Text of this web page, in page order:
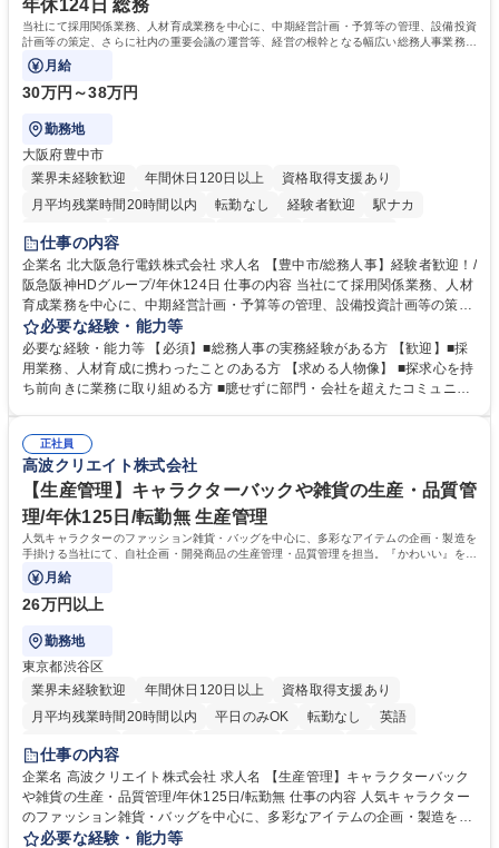
年休124日 総務
当社にて採用関係業務、人材育成業務を中心に、中期経営計画・予算等の管理、設備投資
計画等の策定、さらに社内の重要会議の運営等、経営の根幹となる幅広い総務人事業務全
般を担当していただきます。
月給
30万円～38万円
勤務地
大阪府豊中市
業界未経験歓迎
年間休日120日以上
資格取得支援あり
月平均残業時間20時間以内
転勤なし 経験者歓迎
駅ナカ
退職金あり
土日祝休み
服装自由 昼食補助あり 食事補助あり
仕事の内容
企業名 北大阪急行電鉄株式会社 求人名 【豊中市/総務人事】経験者歓迎！/
阪急阪神HDグループ/年休124日 仕事の内容 当社にて採用関係業務、人材
育成業務を中心に、中期経営計画・予算等の管理、設備投資計画等の策
定、さらに社内の重要会議の運営等、経営の根幹となる幅広い総務人事業
務全般を担当していただきます。 【主な業務内容】 ■採用関係業務および
人材育成(社員研修)業務の推進 ■中期経営計画および予算等の管理 ■設備
投資計画等の策定 ■社内の重要会議の運営 ■その他総務人事業務全般 【入
務人事】経験者歓迎！/阪急阪神HDグループ/年休124日
必要な経験・能力等
必要な経験・能力等 【必須】■総務人事の実務経験がある方 【歓迎】■採
用業務、人材育成に携わったことのある方 【求める人物像】 ■探求心を持
ち前向きに業務に取り組める方 ■臆せずに部門・会社を超えたコミュニケ
囲のメンバーと協調しつつ主体性を持って能動的に業務を推進できる方 学
歴・資格 学歴：大学院 大学 高専 短大 専修学校 高校 語学力： 資格：
正社員
高波クリエイト株式会社
【生産管理】キャラクターバックや雑貨の生産・品質管
理/年休125日/転勤無 生産管理
人気キャラクターのファッション雑貨・バッグを中心に、多彩なアイテムの企画・製造を
手掛ける当社にて、自社企画・開発商品の生産管理・品質管理を担当。『かわいい』を届
けるやりがいのあるポジションです。
月給
26万円以上
勤務地
東京都渋谷区
業界未経験歓迎
年間休日120日以上
資格取得支援あり
月平均残業時間20時間以内
平日のみOK 転勤なし
英語
住宅手当あり
完全週休2日制
交通費支給 駅近5分以内 中国語 土日祝休み
仕事の内容
企業名 高波クリエイト株式会社 求人名 【生産管理】キャラクターバック
や雑貨の生産・品質管理/年休125日/転勤無 仕事の内容 人気キャラクター
のファッション雑貨・バッグを中心に、多彩なアイテムの企画・製造を手
掛ける当社にて、自社企画・開発商品の生産管理・品質管理を担当。『か
必要な経験・能力等